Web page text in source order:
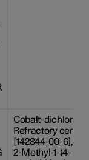
Cobalt-dichloride
Refractory
[142844-00-6],
2-Methyl-1-(4-